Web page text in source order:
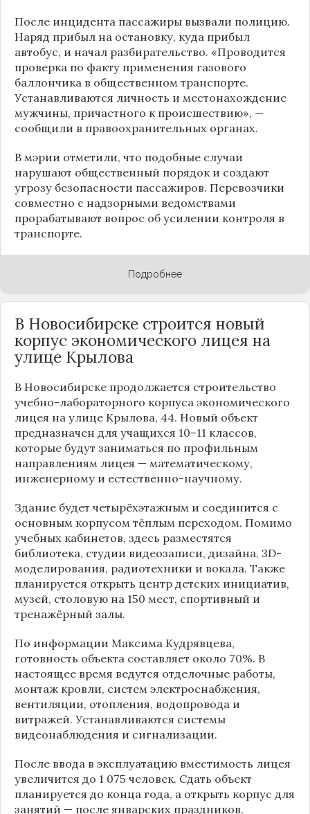
После инцидента пассажиры вызвали полицию.
Наряд прибыл на остановку, куда прибыл
автобус, и начал разбирательство. «Проводится
проверка по факту применения газового
баллончика в общественном транспорте.
Устанавливаются личность и местонахождение
мужчины, причастного к происшествию», —
сообщили в правоохранительных органах.
В мэрии отметили, что подобные случаи
нарушают общественный порядок и создают
угрозу безопасности пассажиров. Перевозчики
совместно с надзорными ведомствами
прорабатывают вопрос об усилении контроля в
транспорте.
Подробнее
В Новосибирске строится новый
корпус экономического лицея на
улице Крылова
В Новосибирске продолжается строительство
учебно-лабораторного корпуса экономического
лицея на улице Крылова, 44. Новый объект
предназначен для учащихся 10–11 классов,
которые будут заниматься по профильным
направлениям лицея — математическому,
инженерному и естественно-научному.
Здание будет четырёхэтажным и соединится с
основным корпусом тёплым переходом. Помимо
учебных кабинетов, здесь разместятся
библиотека, студии видеозаписи, дизайна, 3D-
моделирования, радиотехники и вокала. Также
планируется открыть центр детских инициатив,
музей, столовую на 150 мест, спортивный и
тренажёрный залы.
По информации Максима Кудрявцева,
готовность объекта составляет около 70%. В
настоящее время ведутся отделочные работы,
монтаж кровли, систем электроснабжения,
вентиляции, отопления, водопровода и
витражей. Устанавливаются системы
видеонаблюдения и сигнализации.
После ввода в эксплуатацию вместимость лицея
увеличится до 1 075 человек. Сдать объект
планируется до конца года, а открыть корпус для
занятий — после январских праздников.